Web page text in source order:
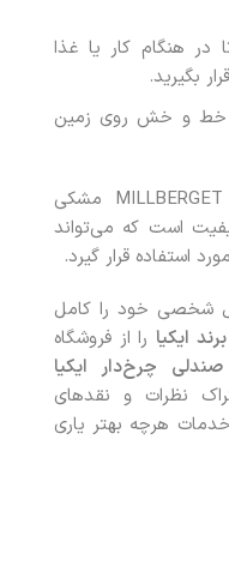
در هنگام کار یا غذا
بگیرید.
خط و خش روی زمین
در مجموع، صندلی اداری ایکیا MILLBERGET مشکی
است که می‌تواند
استفاده قرار گیرد.
شخصی خود را کامل
برند ایکیا را از فروشگاه
صندلی چرخ‌دار ایکیا
نظرات و نقدهای
خدمات هرچه بهتر یاری